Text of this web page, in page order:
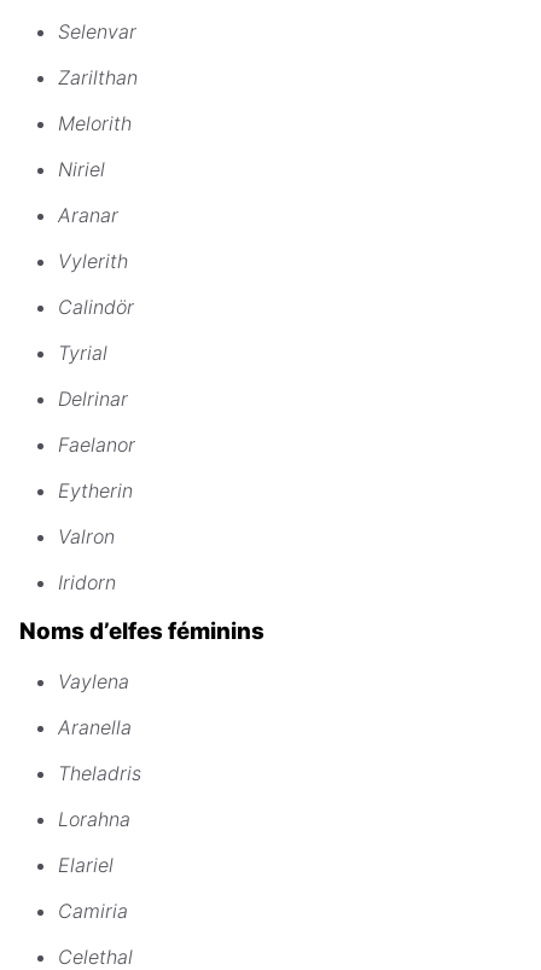
Selenvar
Zarilthan
Melorith
Niriel
Aranar
Vylerith
Calindör
Tyrial
Delrinar
Faelanor
Eytherin
Valron
Iridorn
Noms d’elfes féminins
Vaylena
Aranella
Theladris
Lorahna
Elariel
Camiria
Celethal